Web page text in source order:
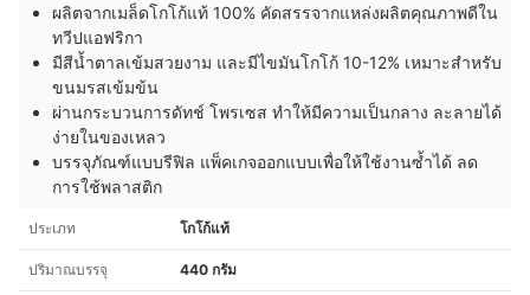
ผลิตจากเมล็ดโกโก้แท้ 100% คัดสรรจากแหล่งผลิตคุณภาพดีใน
ทวีปแอฟริกา
มีสีน้ำตาลเข้มสวยงาม และมีไขมันโกโก้ 10-12% เหมาะสำหรับ
ขนมรสเข้มข้น
ผ่านกระบวนการดัทช์ โพรเซส ทำให้มีความเป็นกลาง ละลายได้
ง่ายในของเหลว
บรรจุภัณฑ์แบบรีฟิล แพ็คเกจออกแบบเพื่อให้ใช้งานซ้ำได้ ลด
การใช้พลาสติก
ประเภท โกโก้แท้
ปริมาณบรรจุ 440 กรัม